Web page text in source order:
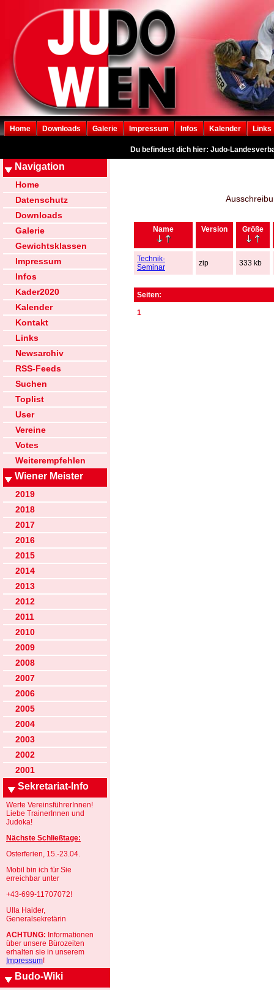
Home Downloads Galerie Impressum Infos Kalender Links
Du befindest dich hier: Judo-
Navigation
Home
Datenschutz
Downloads
Galerie
Gewichtsklassen
Impressum
Infos
Kader2020
Kalender
Kontakt
Links
Newsarchiv
RSS-Feeds
Suchen
Toplist
User
Vereine
Votes
Weiterempfehlen
Wiener Meister
2019
2018
2017
2016
2015
2014
2013
2012
2011
2010
2009
2008
2007
2006
2005
2004
2003
2002
2001
Sekretariat-Info
Werte VereinsführerInnen!
Liebe TrainerInnen und
Judoka!
Nächste Schließtage:
Osterferien, 15.-23.04.
Mobil bin ich für Sie
erreichbar unter
+43-699-11707072!
Ulla Haider,
Generalsekretärin
ACHTUNG: Informationen
über unsere Bürozeiten
erhalten sie in unserem
Impressum!
Budo-Wiki
Name Version Größe
Technik-
Seminar
zip 333 kb
Seiten:
1